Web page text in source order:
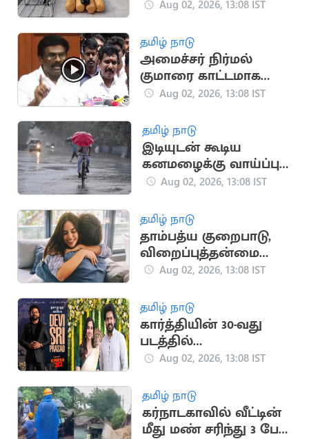
பறிமுதல்
Aug 02, 2026, 13:08 IST
தமிழ் நாடு
அமைச்சர் நிர்மல்
குமாரை காட்டமாக
விமர்சித்த திமுக
Aug 02, 2026, 13:08 IST
தமிழ் நாடு
இடியுடன் கூடிய
கனமழைக்கு வாய்ப்பு -
ஹேமச்சந்திரன்
Aug 02, 2026, 13:08 IST
தமிழ் நாடு
தாம்பத்ய குறைபாடு,
விறைப்புத்தன்மை
குறைபாட்டை சரி
Aug 02, 2026, 13:08 IST
தமிழ் நாடு
கார்த்தியின் 30-வது
படத்தில்
இசையமைப்பாளராக
பிரசாத்'
Aug 02, 2026, 13:08 IST
தமிழ் நாடு
கர்நாடகாவில் வீட்டின்
மீது மண் சரிந்து 3 பேர்